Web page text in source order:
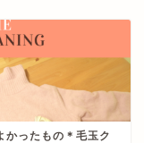
かったもの＊毛玉ク